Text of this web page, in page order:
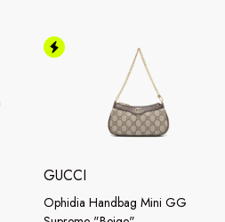
GUCCI
Ophidia Handbag Mini GG